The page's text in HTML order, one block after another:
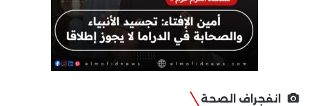
انفجراف الصحة